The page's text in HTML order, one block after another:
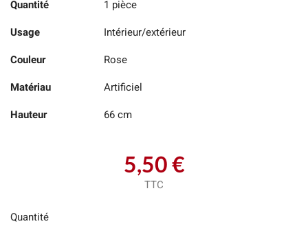
Quantité 1 pièce
Usage Intérieur/extérieur
Couleur Rose
Matériau Artificiel
Hauteur 66 cm
5,50 €
TTC
Quantité